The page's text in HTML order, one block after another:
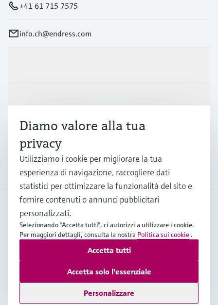
+41 61 715 7575
info.ch@endress.com
La società
CHE•Italiano
Copyright © Endress+Hauser Group Services AG
Privacy Policy
Diamo valore alla tua
privacy
Utilizziamo i cookie per migliorare la tua
esperienza di navigazione, raccogliere dati
statistici per ottimizzare la funzionalità del sito e
fornire contenuti o annunci pubblicitari
personalizzati.
Selezionando "Accetta tutti", ci autorizzi a utilizzare i cookie.
Per maggiori dettagli, consulta la nostra Politica sui cookie .
Personalizzare
Accetta solo l'essenziale
Accetta tutti